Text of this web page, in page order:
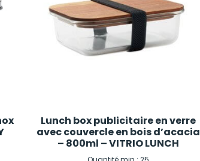
Lunch box publicitaire en verre
avec couvercle en bois d’acacia
– 800ml – VITRIO LUNCH